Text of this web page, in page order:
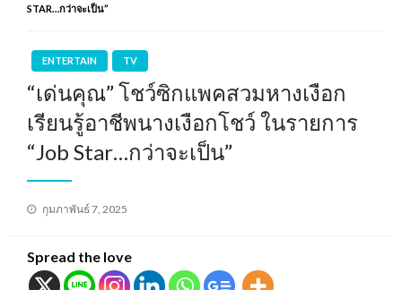
STAR…กว่าจะเป็น”
ENTERTAIN TV
“เด่นคุณ” โชว์ซิกแพคสวมหางเงือก
เรียนรู้อาชีพนางเงือกโชว์ ในรายการ
“Job Star…กว่าจะเป็น”
Posted
กุมภาพันธ์ 7, 2025
Spread the love